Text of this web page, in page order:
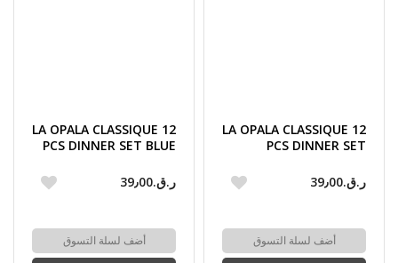
LA OPALA CLASSIQUE 12
PCS DINNER SET
ر.ق.‏39٫00
أضف لسلة التسوق
LA OPALA CLASSIQUE 12
PCS DINNER SET BLUE
ر.ق.‏39٫00
أضف لسلة التسوق